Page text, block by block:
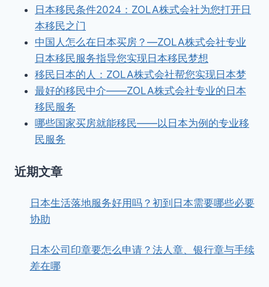
日本移民条件2024：ZOLA株式会社为您打开日
本移民之门
中国人怎么在日本买房？—ZOLA株式会社专业
日本移民服务指导您实现日本移民梦想
移民日本的人：ZOLA株式会社帮您实现日本梦
最好的移民中介——ZOLA株式会社专业的日本
移民服务
哪些国家买房就能移民——以日本为例的专业移
民服务
近期文章
日本生活落地服务好用吗？初到日本需要哪些必要
协助
日本公司印章要怎么申请？法人章、银行章与手续
差在哪